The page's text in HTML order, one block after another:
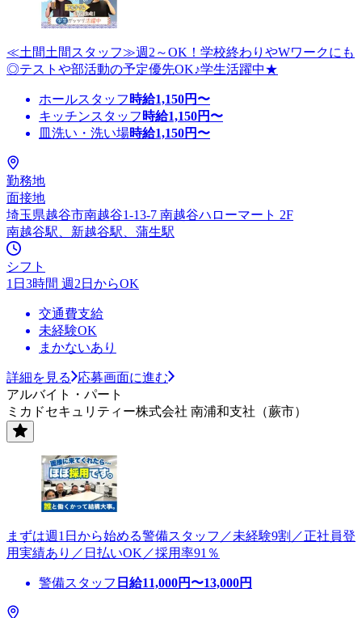
≪土間土間スタッフ≫週2～OK！学校終わりやWワークにも
◎テストや部活動の予定優先OK♪学生活躍中★
ホールスタッフ 時給1,150円〜
キッチンスタッフ 時給1,150円〜
皿洗い・洗い場時給1,150円〜
勤務地
面接地
埼玉県越谷市南越谷1-13-7 南越谷ハローマート 2F
南越谷駅、新越谷駅、蒲生駅
シフト
1日3時間 週2日からOK
交通費支給
未経験OK
まかないあり
詳細を見る
応募画面に進む
アルバイト・パート
ミカドセキュリティー株式会社 南浦和支社（蕨市）
まずは週1日から始める警備スタッフ／未経験9割／正社員登
用実績あり／日払いOK／採用率91％
警備スタッフ 日給11,000円〜13,000円